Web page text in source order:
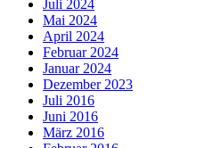
Juli 2024
Mai 2024
April 2024
Februar 2024
Januar 2024
Dezember 2023
Juli 2016
Juni 2016
März 2016